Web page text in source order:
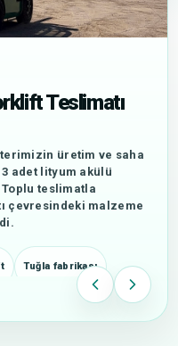
Teslimatı
üretim ve saha
adet lityum akülü
teslimatla
çevresindeki malzeme
Tuğla fabrikası